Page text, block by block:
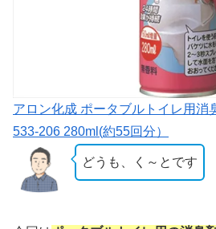
アロン化成 ポータブルトイレ用消
533-206 280ml(約55回分）
どうも、く～とです